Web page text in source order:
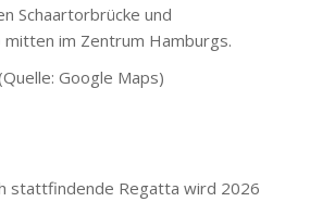
Schaartorbrücke und
mitten im Zentrum Hamburgs.
Google Maps)
stattfindende Regatta wird 2026